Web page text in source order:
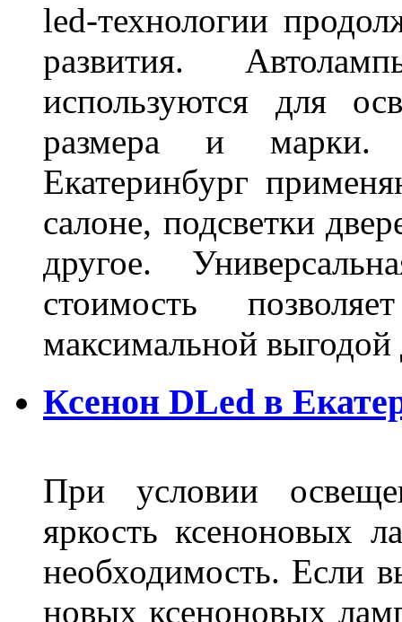
led-технологии
развития.
используются для
размера и марки.
Екатеринбург
салоне, подсветки
другое.
стоимость
максимальной
Ксенон DLed в
При условии
яркость ксеноновых
необходимость. Если
новых ксеноновых